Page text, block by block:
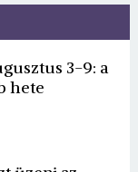
3-9: a
hete